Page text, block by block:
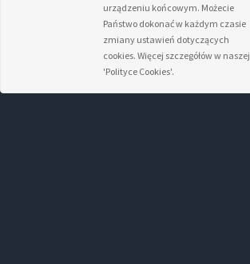
urządzeniu końcowym. Możecie
Państwo dokonać w każdym czasie
zmiany ustawień dotyczących
cookies. Więcej szczegółów w naszej
'Polityce Cookies'.